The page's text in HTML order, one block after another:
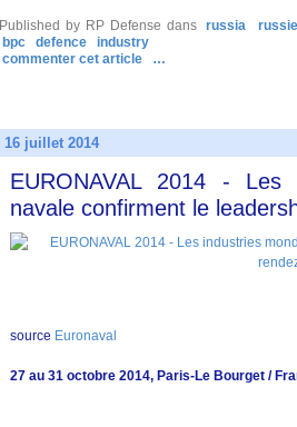
Published by RP Defense dans russia russie
bpc
defence
industry
commenter cet article
…
16 juillet 2014
EURONAVAL 2014 - Les
navale confirment le
source Euronaval
27 au 31 octobre 2014, Paris-Le Bourget /